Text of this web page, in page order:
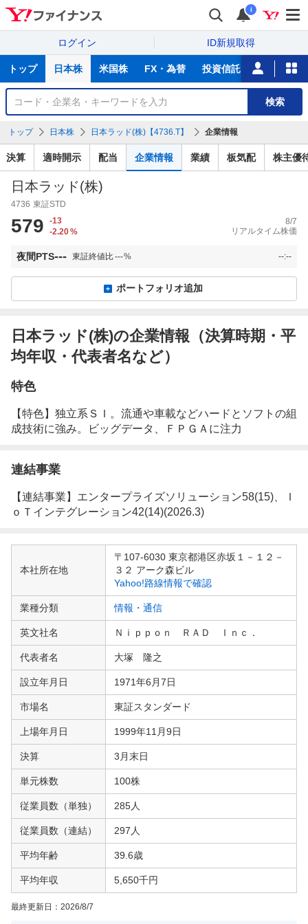
i
ログイン ID新規取得
サ
トップ 日本株 米国株 FX・為替 投資信託 ニュース
銘
検
索
検索
トップ 日本株 日本ラッド(株)【4736.T】 企業情報
決算 適時開示 配当 企業情報 業績 板気配 株主優
日本ラッド(株)
4736 東証STD
579
-13
-2.20%
8/7
リアルタイム株価
夜間PTS--- 東証終値比---% --:--
ポートフォリオ追加
日本ラッド(株)の企業情報（決算時期・平
均年収・代表者名など）
特色
【特色】独立系ＳＩ。流通や車載などハードとソフトの組
成技術に強み。ビッグデータ、ＦＰＧＡに注力
連結事業
【連結事業】エンタープライズソリューション58(15)、Ｉ
ｏＴインテグレーション42(14)(2026.3)
企
情本社所在地
〒107-6030 東京都港区赤坂１－１２－
３２ アーク森ビル
Yahoo!路線情報で確認
業種分類 情報・通信
英文社名 Ｎｉｐｐｏｎ ＲＡＤ Ｉｎｃ．
代表者名 大塚 隆之
設立年月日 1971年6月7日
市場名 東証スタンダード
上場年月日 1999年11月9日
決算 3月末日
単元株数 100株
従業員数（単独） 285人
従業員数（連結） 297人
平均年齢 39.6歳
平均年収 5,650千円
最終更新日： 2026/8/7